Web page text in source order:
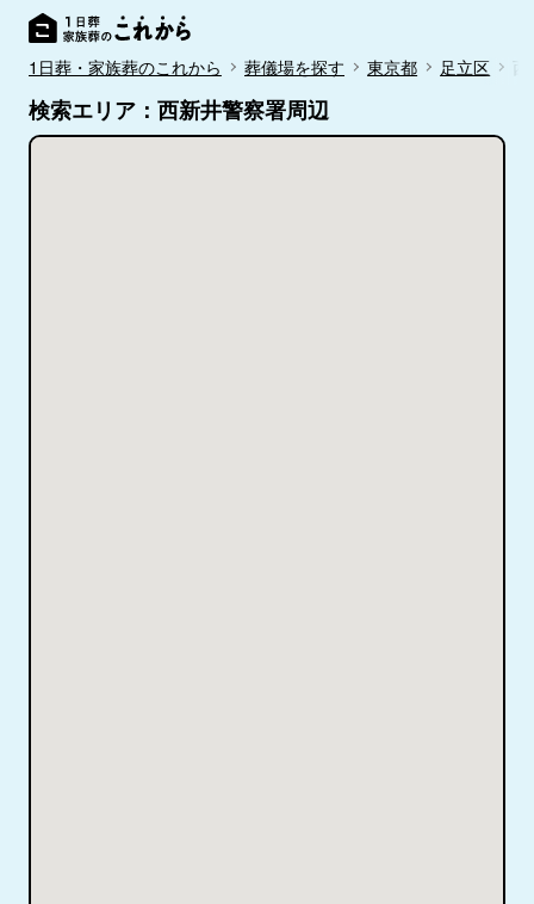
1日葬・家族葬のこれから 葬儀場を探す 東京都 足立区
検索エリア：西新井警察署周辺